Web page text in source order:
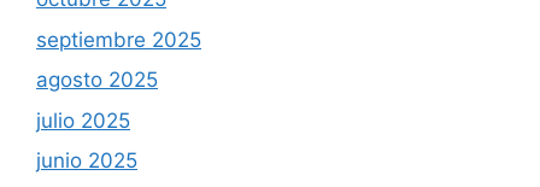
septiembre 2025
agosto 2025
julio 2025
junio 2025